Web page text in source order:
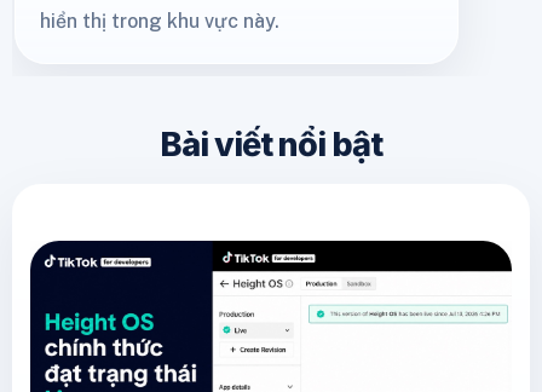
hiển thị trong khu vực này.
Bài viết nổi bật